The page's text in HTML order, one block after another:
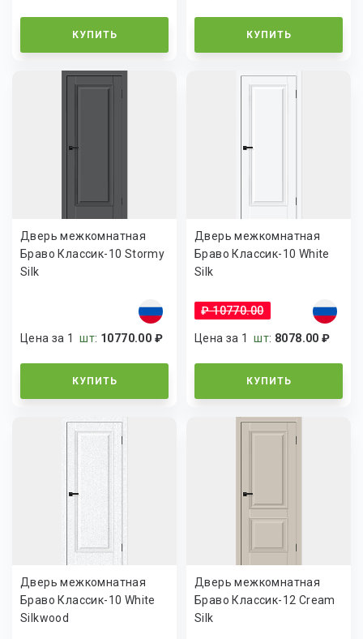
КУПИТЬ КУПИТЬ
Дверь межкомнатная
Браво Классик-10 Stormy
Silk
Цена за 1шт: 10770.00 ₽
КУПИТЬ
Дверь межкомнатная
Браво Классик-10 White
Silk
₽ 10770.00
Цена за 1шт: 8078.00 ₽
КУПИТЬ
Дверь межкомнатная
Браво Классик-10 White
Silkwood
Дверь межкомнатная
Браво Классик-12 Cream
Silk